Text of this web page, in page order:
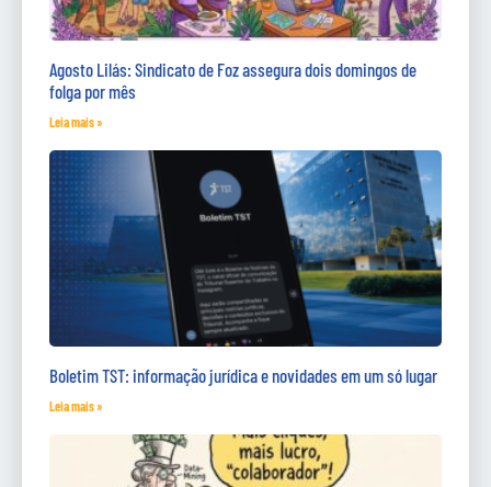
Agosto Lilás: Sindicato de Foz assegura dois domingos de
folga por mês
Leia mais »
Boletim TST: informação jurídica e novidades em um só lugar
Leia mais »